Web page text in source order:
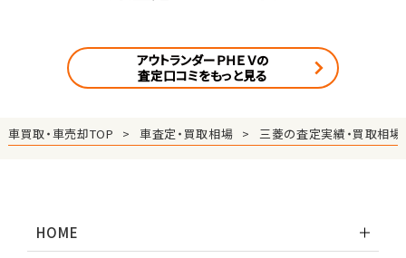
アウトランダーＰＨＥＶの
査定口コミをもっと見る
車買取・車売却TOP 車査定・買取相場 三菱の査定実績・買取相場
HOME